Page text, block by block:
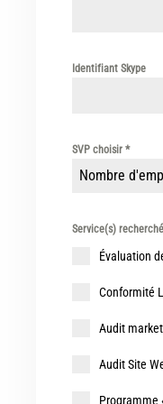
Identifiant Skype
SVP choisir *
Nombre
Service(s)
Évaluation
Conformité
Audit
Audit Site
Programme